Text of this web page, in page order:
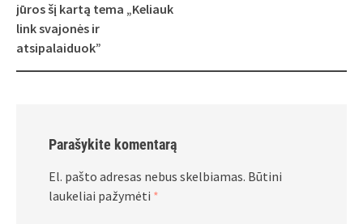
jūros šį kartą tema „Keliauk
link svajonės ir
atsipalaiduok”
Parašykite komentarą
El. pašto adresas nebus skelbiamas. Būtini
laukeliai pažymėti *